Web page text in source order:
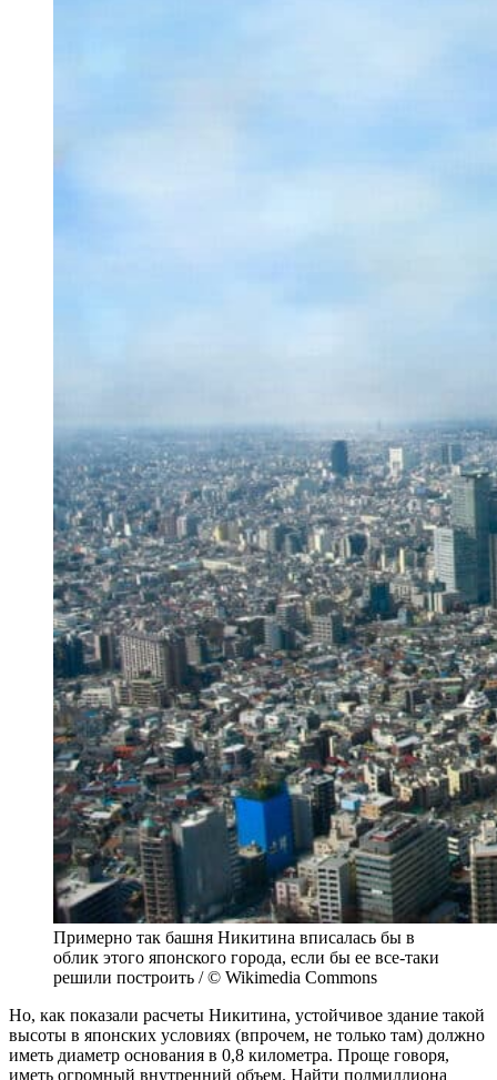
Примерно так башня Никитина вписалась бы в
облик этого японского города, если бы ее все-таки
решили построить / © Wikimedia Commons
Но, как показали расчеты Никитина, устойчивое здание такой
высоты в японских условиях (впрочем, не только там) должно
иметь диаметр основания в 0,8 километра. Проще говоря,
иметь огромный внутренний объем. Найти полмиллиона